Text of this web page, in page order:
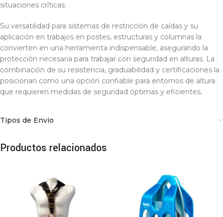
situaciones críticas.
Su versatilidad para sistemas de restricción de caídas y su
aplicación en trabajos en postes, estructuras y columnas la
convierten en una herramienta indispensable, asegurando la
protección necesaria para trabajar con seguridad en alturas. La
combinación de su resistencia, graduabilidad y certificaciones la
posicionan como una opción confiable para entornos de altura
que requieren medidas de seguridad óptimas y eficientes.
Tipos de Envio
Productos relacionados